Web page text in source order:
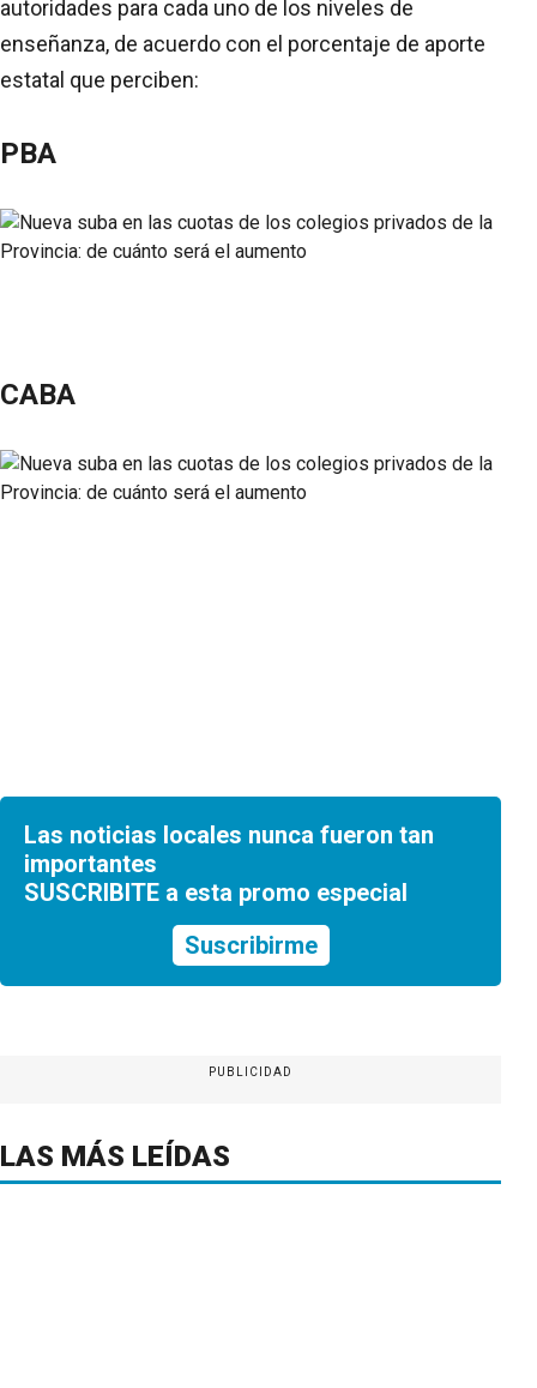
autoridades para cada uno de los niveles de
enseñanza, de acuerdo con el porcentaje de aporte
estatal que perciben:
PBA
CABA
Las noticias locales nunca fueron tan
importantes
SUSCRIBITE a esta promo especial
Suscribirme
PUBLICIDAD
LAS MÁS LEÍDAS